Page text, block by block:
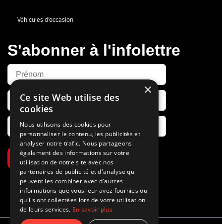
Véhicules d’occasion
S'abonner à l'infolettre
S’abonner
×
Ce site Web utilise des
cookies
Nous utilisons des cookies pour
personnaliser le contenu, les publicités et
analyser notre trafic. Nous partageons
également des informations sur votre
utilisation de notre site avec nos
partenaires de publicité et d'analyse qui
peuvent les combiner avec d'autres
informations que vous leur avez fournies ou
qu'ils ont collectées lors de votre utilisation
de leurs services. En savoir plus